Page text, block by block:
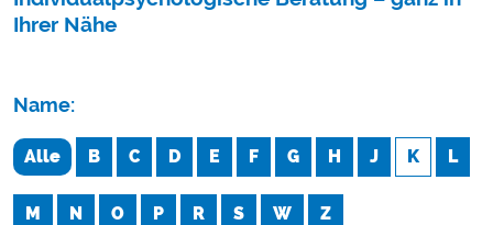
Ihrer Nähe
Name:
Alle B C D E F G H J K L
M N O P R S W Z